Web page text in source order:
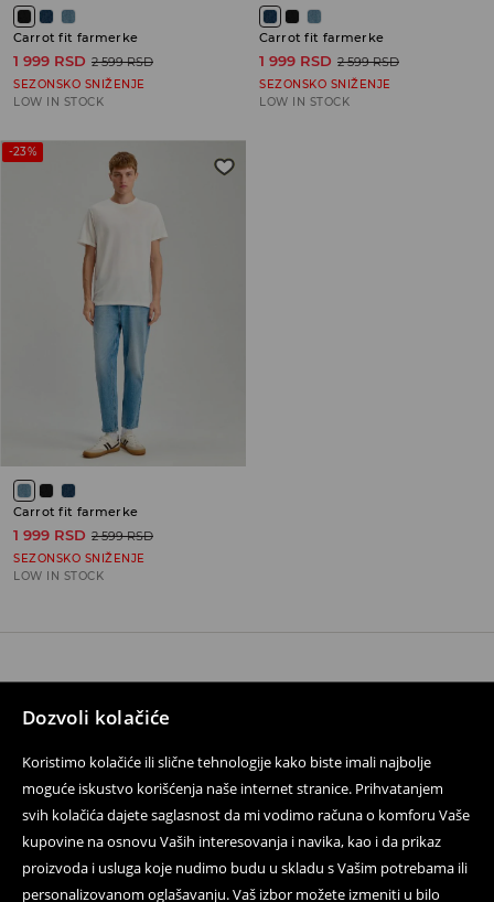
Dozvoli kolačiće
Koristimo kolačiće ili slične tehnologije kako biste imali najbolje
moguće iskustvo korišćenja naše internet stranice. Prihvatanjem
svih kolačića dajete saglasnost da mi vodimo računa o komforu Vaše
kupovine na osnovu Vaših interesovanja i navika, kao i da prikaz
proizvoda i usluga koje nudimo budu u skladu s Vašim potrebama ili
personalizovanom oglašavanju. Vaš izbor možete izmeniti u bilo
Carrot fit farmerke
1 999 RSD 2 599 RSD
SEZONSKO SNIŽENJE
LOW IN STOCK
Carrot fit farmerke
1 999 RSD 2 599 RSD
SEZONSKO SNIŽENJE
LOW IN STOCK
-23%
Carrot fit farmerke
1 999 RSD 2 599 RSD
SEZONSKO SNIŽENJE
LOW IN STOCK
Pratite nas
Pomoć i kontakt